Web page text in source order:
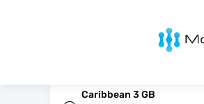
MobiMatter
Caribbean 3 GB